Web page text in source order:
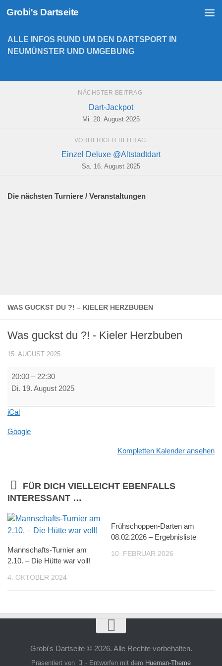
Zum Inhalt springen
Grobi's Dartseite
WAS GUCKST DU ?! – KIELER HERZBUBEN
Was guckst du ?! - Kieler Herzbuben
15. AUGUST 2025
Was
guckst
?!
Kieler
20:00 – 22:30
Di. 19. August 2025
iCal
Google
Kompletten Kalender ansehen
FÜR DICH VIELLEICHT EBENFALLS
INTERESSANT …
Mannschafts-Turnier am
2.10. – Die Hütte war voll!
4. OKTOBER 2024
Frühschoppen-Darten am
08.02.2026 – Ergebnisliste
10. FEBRUAR 2026
ALLE INFOS RUND UM DEN DARTSPORT IN
NEUMÜNSTER UND UMGEBUNG
NÄCHSTER BEITRAG
Dart-Jackpot
Mi. 20. August 2025
VORHERIGER BEITRAG
Einzel Deluxe @Altstadtdart
Sa. 16. August 2025
Die nächsten Turniere / Veranstaltungen
Grobi's Dartseite © 2026. Alle Rechte vorbehalten.
Präsentiert von - Entworfen mit dem Hueman-Theme